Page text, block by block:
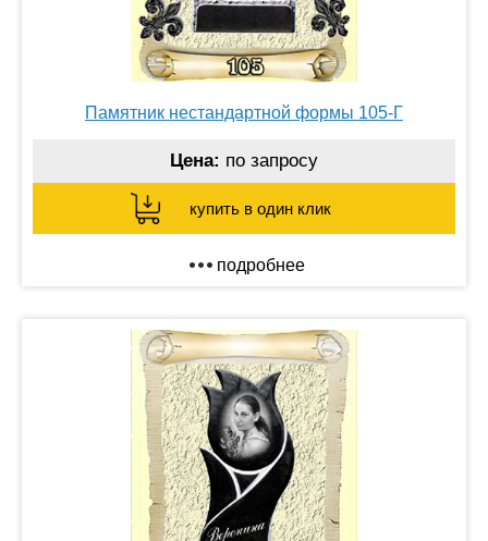
Памятник нестандартной формы 105-Г
Цена: по запросу
купить в один клик
подробнее